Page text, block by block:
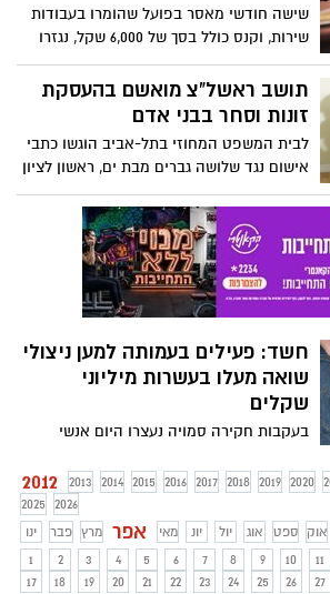
שישה חודשי מאסר בפועל שהומרו בעבודות
שירות, וקנס כולל בסך של 6,000 שקל, נגזרו
על קבלן גינון מראשון לציון שתקף נהגת
שחסמה אותו מול עיני בתה הקטנה.
תושב ראשל"צ מואשם בהעסקת
זונות וסחר בבני אדם
לבית המשפט המחוזי בתל-אביב הוגשו כתבי
אישום נגד שלושה גברים מבת ים, ראשון לציון
ואילת בגין עבירות של סחר בבני אדם, גרימה
לעזיבת המדינה לשם זנות, סרסרות ומעשה
זנות, קשירת קשר לביצוע פשע ועוד.
חשד: פעילים בעמותה למען ניצולי
שואה מעלו בעשרות מיליוני
שקלים
בעקבות חקירה סמויה נעצרו היום אנשי
לדיון בהארכת מעצרם אחר הצהריים בבית2012 2013 2014 2015 2016 2017 2018 2019 2020
2025
2026
ינו
פבר מרץ אפר מאי יונ יול אוג ספט אוק
1
2 3 4 5 6 7 8 9 10 11
17
18 19 20 21 22 23 24 25 26 27